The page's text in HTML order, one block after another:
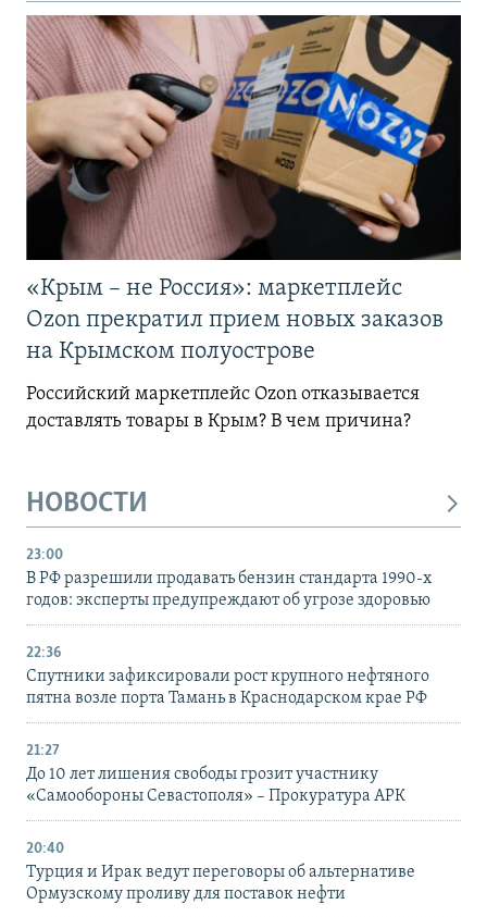
«Крым – не Россия»: маркетплейс
Ozon прекратил прием новых заказов
на Крымском полуострове
Российский маркетплейс Ozon отказывается
доставлять товары в Крым? В чем причина?
НОВОСТИ
23:00
В РФ разрешили продавать бензин стандарта 1990-х
годов: эксперты предупреждают об угрозе здоровью
22:36
Спутники зафиксировали рост крупного нефтяного
пятна возле порта Тамань в Краснодарском крае РФ
21:27
До 10 лет лишения свободы грозит участнику
«Самообороны Севастополя» – Прокуратура АРК
20:40
Турция и Ирак ведут переговоры об альтернативе
Ормузскому проливу для поставок нефти